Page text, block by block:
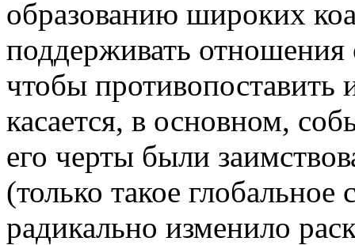
образованию широких
поддерживать
чтобы противопоставить
касается, в основном,
его черты были
(только такое
радикально изменило